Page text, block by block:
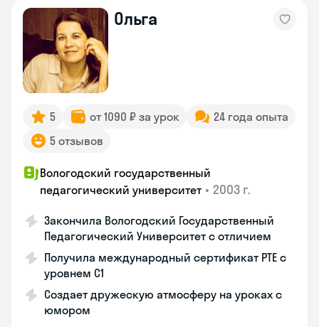
Ольга
5 от 1090 ₽ за урок
24 года опыта
5 отзывов
Вологодский государственный
педагогический университет • 2003 г.
Закончила Вологодский Государственный
Педагогический Университет с отличием
Получила международный сертификат PTE с
уровнем C1
Создает дружескую атмосферу на уроках с
юмором